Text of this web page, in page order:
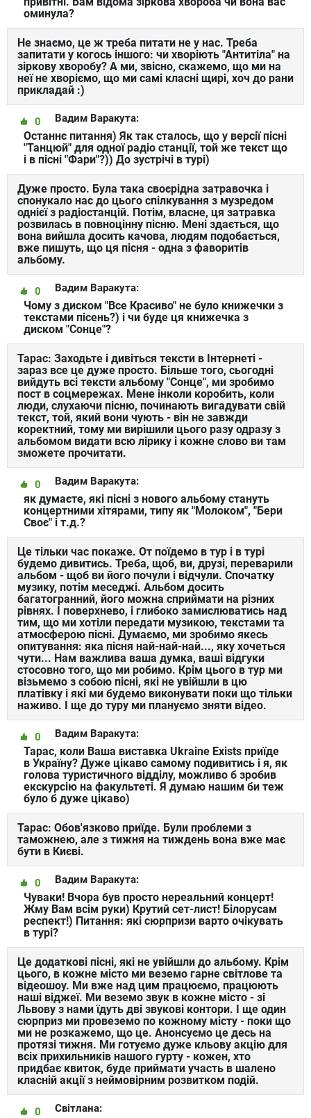
оминула?
Не знаємо, це ж треба питати не у нас. Треба
запитати у когось іншого: чи хворіють "Антитіла" на
зіркову хворобу? А ми, звісно, скажемо, що ми на
неї не хворіємо, що ми самі класні щирі, хоч до рани
прикладай :)
Вадим Варакута:
0
Останнє питання) Як так сталось, що у версії пісні
"Танцюй" для одної радіо станції, той же текст що
і в пісні "Фари"?)) До зустрічі в турі)
Дуже просто. Була така своєрідна затравочка і
спонукало нас до цього спілкування з музредом
однієї з радіостанцій. Потім, власне, ця затравка
розвилась в повноцінну пісню. Мені здається, що
вона вийшла досить качова, людям подобається,
вже пишуть, що ця пісня - одна з фаворитів
альбому.
Вадим Варакута:
0
Чому з диском "Все Красиво" не було книжечки з
текстами пісень?) і чи буде ця книжечка з
диском "Сонце"?
Тарас: Заходьте і дивіться тексти в Інтернеті -
зараз все це дуже просто. Більше того, сьогодні
вийдуть всі тексти альбому "Сонце", ми зробимо
пост в соцмережах. Мене інколи коробить, коли
люди, слухаючи пісню, починають вигадувати свій
текст, той, який вони чують - він не завжди
коректний, тому ми вирішили цього разу одразу з
альбомом видати всю лірику і кожне слово ви там
зможете прочитати.
Вадим Варакута:
0
як думаєте, які пісні з нового альбому стануть
концертними хітярами, типу як "Молоком", "Бери
Своє" і т.д.?
Це тільки час покаже. От поїдемо в тур і в турі
будемо дивитись. Треба, щоб, ви, друзі, переварили
альбом - щоб ви його почули і відчули. Спочатку
музику, потім меседжі. Альбом досить
багатогранний, його можна сприймати на різних
рівнях. І поверхнево, і глибоко замислюватись над
тим, що ми хотіли передати музикою, текстами та
атмосферою пісні. Думаємо, ми зробимо якесь
опитування: яка пісня най-най-най..., яку хочеться
чути... Нам важлива ваша думка, ваші відгуки
стосовно того, що ми робимо. Крім цього в тур ми
візьмемо з собою пісні, які не увійшли в цю
платівку і які ми будемо виконувати поки що тільки
наживо. І ще до туру ми плануємо зняти відео.
Вадим Варакута:
0
Тарас, коли Ваша виставка Ukraine Exists приїде
в Україну? Дуже цікаво самому подивитись і я, як
голова туристичного відділу, можливо б зробив
екскурсію на факультеті. Я думаю нашим би теж
було б дуже цікаво)
Тарас: Обов'язково приїде. Були проблеми з
таможнею, але з тижня на тиждень вона вже має
бути в Києві.
Вадим Варакута:
0
Чуваки! Вчора був просто нереальний концерт!
Жму Вам всім руки) Крутий сет-лист! Білорусам
респект!) Питання: які сюрпризи варто очікувать
в турі?
Це додаткові пісні, які не увійшли до альбому. Крім
цього, в кожне місто ми веземо гарне світлове та
відеошоу. Ми вже над цим працюємо, працюють
наші віджеї. Ми веземо звук в кожне місто - зі
Львову з нами їдуть дві звукові контори. І ще один
сюрприз ми провеземо по кожному місту - поки що
ми не розкажемо, що це. Анонсуємо це десь на
протязі тижня. Ми готуємо дуже кльову акцію для
всіх прихильників нашого гурту - кожен, хто
придбає квиток, буде приймати участь в шалено
класній акції з неймовірним розвитком подій.
Світлана:
0